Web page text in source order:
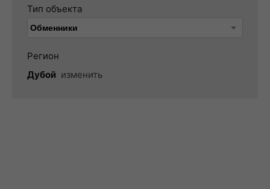
Тип объекта
Регион
Дубой изменить